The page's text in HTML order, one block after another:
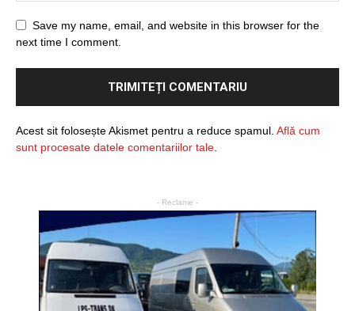
Save my name, email, and website in this browser for the
next time I comment.
Acest sit folosește Akismet pentru a reduce spamul. Află cum
sunt procesate datele comentariilor tale.
- Reclame -